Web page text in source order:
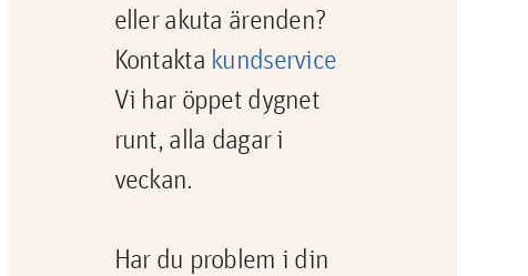
eller akuta ärenden?
Kontakta kundservice
Vi har öppet dygnet
runt, alla dagar i
veckan.
Har du problem i din